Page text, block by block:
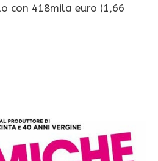
con 418mila euro (1,66